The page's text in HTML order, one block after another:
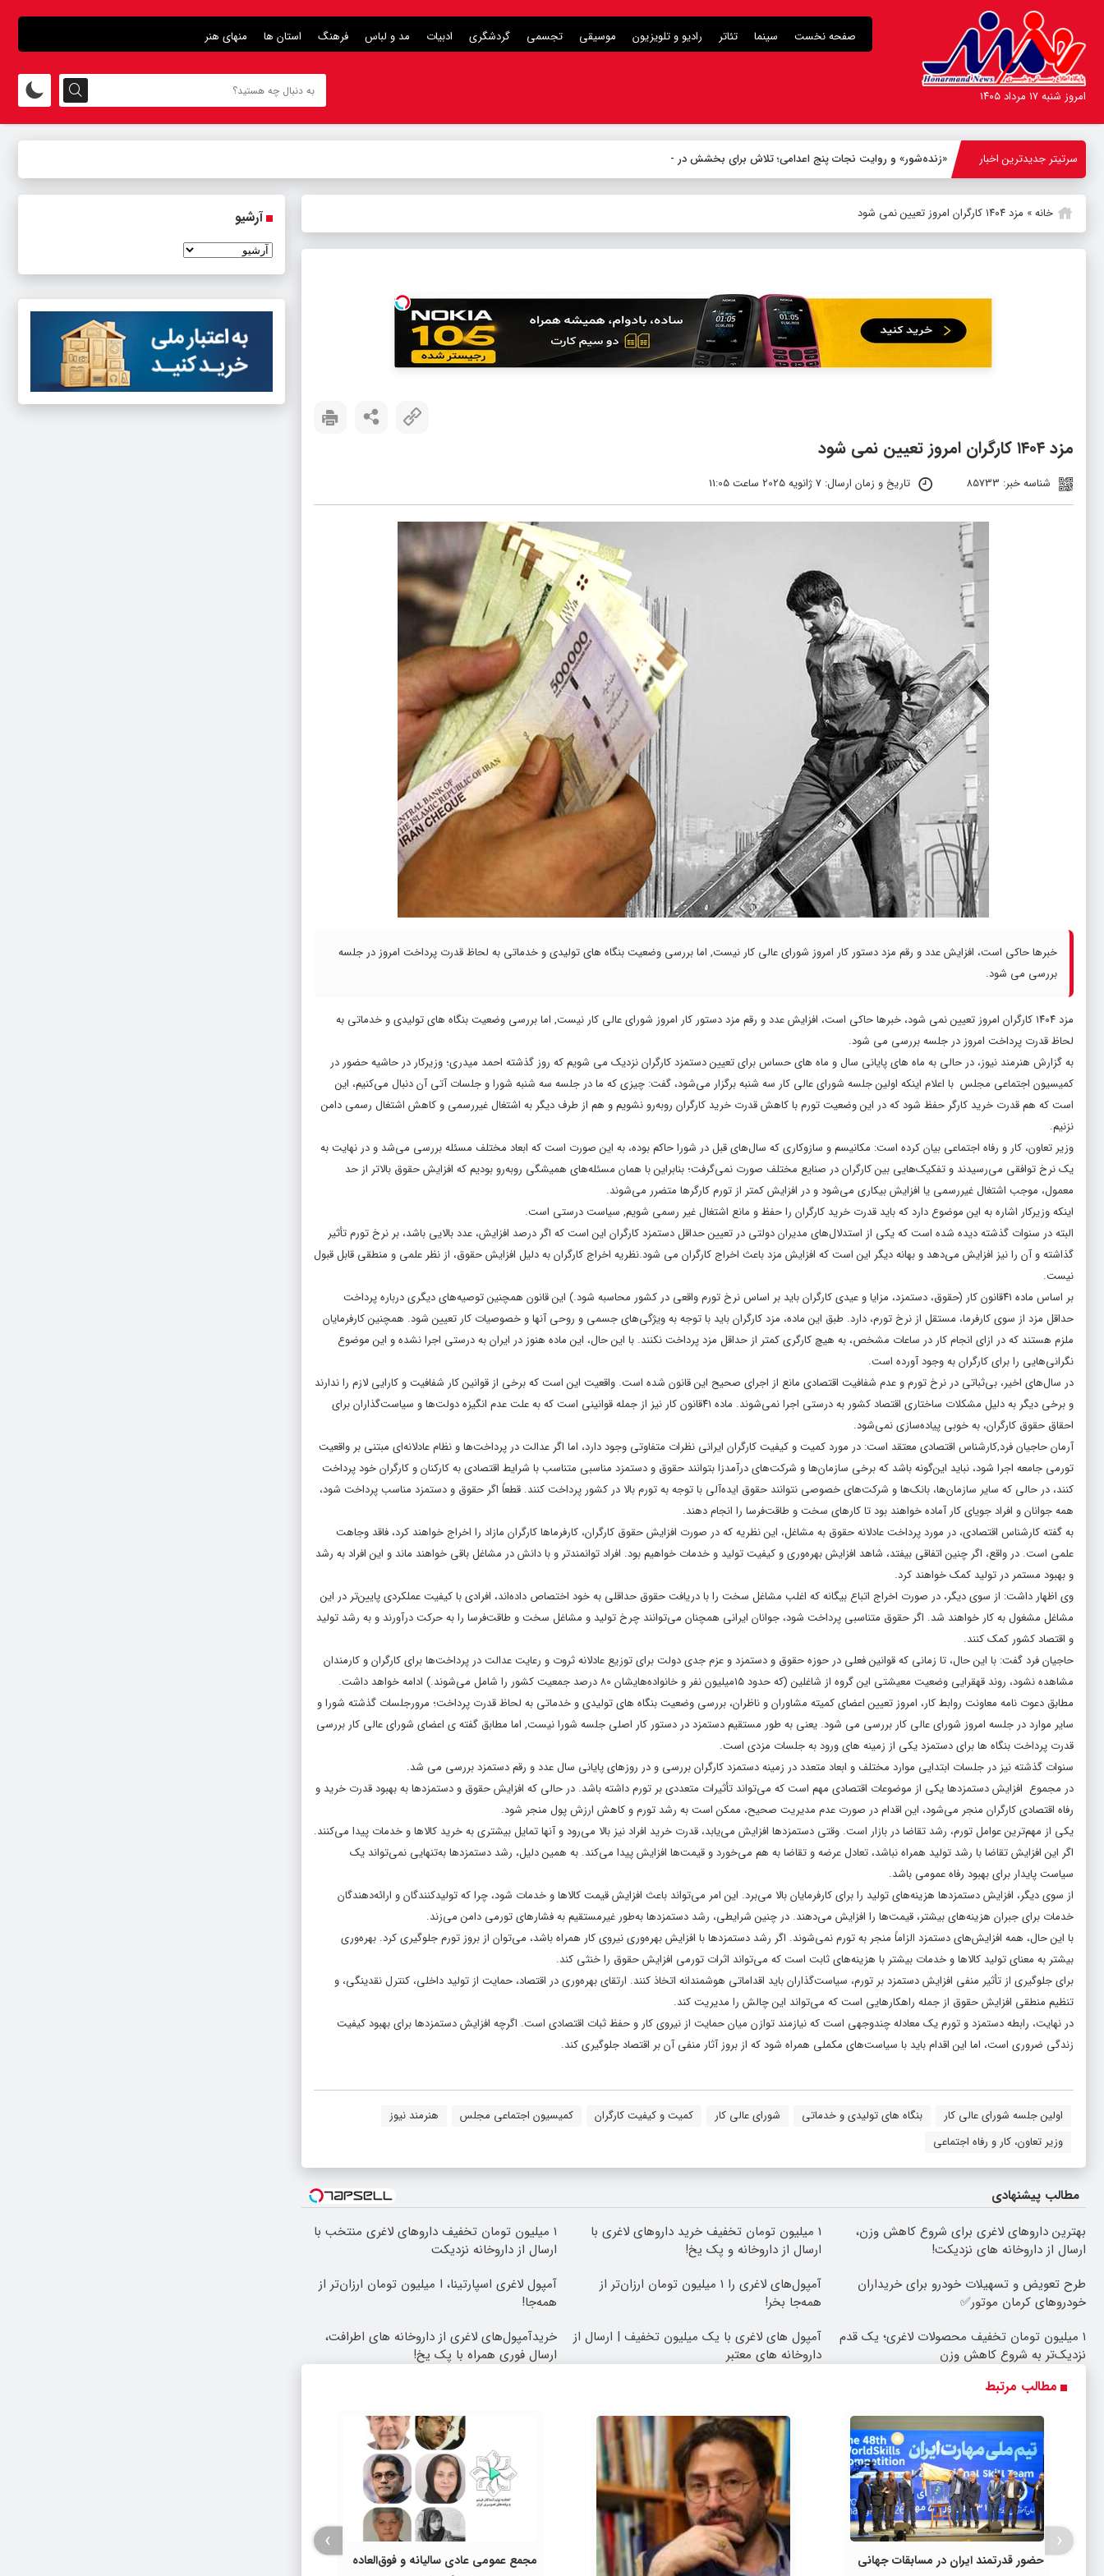
صفحه نخست سینما تئاتر رادیو و تلویزیون موسیقی تجسمی گردشگری ادبیات مد و لباس فرهنگ استان ها منهای هنر
امروز شنبه ۱۷ مرداد ۱۴۰۵
سرتیتر جدیدترین اخبار «زنده‌شور» و روایت نجات پنج اعدامی؛ تلاش برای بخشش در آخرین شب زندگی
خانه» مزد ۱۴۰۴ کارگران امروز تعیین نمی شود
مزد ۱۴۰۴ کارگران امروز تعیین نمی شود
شناسه خبر: 85733 تاریخ و زمان ارسال: 7 ژانویه 2025 ساعت 11:05
خبرها حاکی است، افزایش عدد و رقم مزد دستور کار امروز شورای عالی کار نیست, اما بررسی وضعیت بنگاه های تولیدی و خدماتی به لحاظ قدرت پرداخت امروز در جلسه
بررسی می شود.
مزد ۱۴۰۴ کارگران امروز تعیین نمی شود، خبرها حاکی است، افزایش عدد و رقم مزد دستور کار امروز شورای عالی کار نیست, اما بررسی وضعیت بنگاه های تولیدی و خدماتی به
لحاظ قدرت پرداخت امروز در جلسه بررسی می شود.
به گزارش هنرمند نیوز، در حالی به ماه های پایانی سال و ماه های حساس برای تعیین دستمزد کارگران نزدیک می شویم که روز گذشته احمد میدری؛ وزیرکار در حاشیه حضور در
کمیسیون اجتماعی مجلس با اعلام اینکه اولین جلسه شورای عالی کار سه شنبه برگزار می‌شود، گفت: چیزی که ما در جلسه سه شنبه شورا و جلسات آتی آن دنبال می‌کنیم، این
است که هم قدرت خرید کارگر حفظ شود که در این وضعیت تورم با کاهش قدرت خرید کارگران روبه‌رو نشویم و هم از طرف دیگر به اشتغال غیررسمی و کاهش اشتغال رسمی دامن
نزنیم.
وزیر تعاون، کار و رفاه اجتماعی بیان کرده است: مکانیسم و سازوکاری که سال‌های قبل در شورا حاکم بوده، به این صورت است که ابعاد مختلف مسئله بررسی می‌شد و در نهایت به
یک نرخ توافقی می‌رسیدند و تفکیک‌هایی بین کارگران در صنایع مختلف صورت نمی‌گرفت؛ بنابراین با همان مسئله‌های همیشگی روبه‌رو بودیم که افزایش حقوق بالاتر از حد
معمول، موجب اشتغال غیررسمی یا افزایش بیکاری می‌شود و در افزایش کمتر از تورم کارگرها متضرر می‌شوند.
اینکه وزیرکار اشاره به این موضوع دارد که باید قدرت خرید کارگران را حفظ و مانع اشتغال غیر رسمی شویم, سیاست درستی است.
البته در سنوات گذشته دیده شده است که یکی از استدلال‌های مدیران دولتی در تعیین حداقل دستمزد کارگران این است که اگر درصد افزایش، عدد بالایی باشد، بر نرخ تورم تأثیر
گذاشته و آن را نیز افزایش می‌دهد و بهانه دیگر این است که افزایش مزد باعث اخراج کارگران می شود.نظریه اخراج کارگران به دلیل افزایش حقوق، از نظر علمی و منطقی قابل قبول
نیست.
بر اساس ماده ۴۱قانون کار (حقوق، دستمزد، مزایا و عیدی کارگران باید بر اساس نرخ تورم واقعی در کشور محاسبه شود.) این قانون همچنین توصیه‌های دیگری درباره پرداخت
حداقل مزد از سوی کارفرما، مستقل از نرخ تورم، دارد. طبق این ماده، مزد کارگران باید با توجه به ویژگی‌های جسمی و روحی آنها و خصوصیات کار تعیین شود. همچنین کارفرمایان
ملزم هستند که در ازای انجام کار در ساعات مشخص، به هیچ کارگری کمتر از حداقل مزد پرداخت نکنند. با این حال، این ماده هنوز در ایران به درستی اجرا نشده و این موضوع
نگرانی‌هایی را برای کارگران به وجود آورده است.
در سال‌های اخیر، بی‌ثباتی در نرخ تورم و عدم شفافیت اقتصادی مانع از اجرای صحیح این قانون شده است. واقعیت این است که برخی از قوانین کار شفافیت و کارایی لازم را ندارند
و برخی دیگر به دلیل مشکلات ساختاری اقتصاد کشور به درستی اجرا نمی‌شوند. ماده ۴۱قانون کار نیز از جمله قوانینی است که به علت عدم انگیزه دولت‌ها و سیاست‌گذاران برای
احقاق حقوق کارگران، به خوبی پیاده‌سازی نمی‌شود.
آرمان حاجیان فرد,‌کارشناس اقتصادی معتقد است: در مورد کمیت و کیفیت کارگران ایرانی نظرات متفاوتی وجود دارد، اما اگر عدالت در پرداخت‌ها و نظام عادلانه‌ای مبتنی بر واقعیت
تورمی جامعه اجرا شود، نباید این‌گونه باشد که برخی سازمان‌ها و شرکت‌های درآمدزا بتوانند حقوق و دستمزد مناسبی متناسب با شرایط اقتصادی به کارکنان و کارگران خود پرداخت
کنند، در حالی که سایر سازمان‌ها، بانک‌ها و شرکت‌های خصوصی نتوانند حقوق ایده‌آلی با توجه به تورم بالا در کشور پرداخت کنند. قطعاً اگر حقوق و دستمزد مناسب پرداخت شود،
همه جوانان و افراد جویای کار آماده خواهند بود تا کارهای سخت و طاقت‌فرسا را انجام دهند.
به گفته کارشناس اقتصادی، در مورد پرداخت عادلانه حقوق به مشاغل، این نظریه که در صورت افزایش حقوق کارگران، کارفرماها کارگران مازاد را اخراج خواهند کرد، فاقد وجاهت
علمی است. در واقع، اگر چنین اتفاقی بیفتد، شاهد افزایش بهره‌وری و کیفیت تولید و خدمات خواهیم بود. افراد توانمندتر و با دانش در مشاغل باقی خواهند ماند و این افراد به رشد
و بهبود مستمر در تولید کمک خواهند کرد.
وی اظهار داشت: از سوی دیگر، در صورت اخراج اتباع بیگانه که اغلب مشاغل سخت را با دریافت حقوق حداقلی به خود اختصاص داده‌اند، افرادی با کیفیت عملکردی پایین‌تر در این
مشاغل مشغول به کار خواهند شد. اگر حقوق متناسبی پرداخت شود، جوانان ایرانی همچنان می‌توانند چرخ تولید و مشاغل سخت و طاقت‌فرسا را به حرکت درآورند و به رشد تولید
و اقتصاد کشور کمک کنند.
حاجیان فرد گفت: با این حال، تا زمانی که قوانین فعلی در حوزه حقوق و دستمزد و عزم جدی دولت برای توزیع عادلانه ثروت و رعایت عدالت در پرداخت‌ها برای کارگران و کارمندان
مشاهده نشود، روند قهقرایی وضعیت معیشتی این گروه از شاغلین (که حدود ۱۵میلیون نفر و خانواده‌هایشان ۸۰ درصد جمعیت کشور را شامل می‌شوند.) ادامه خواهد داشت.
مطابق دعوت نامه معاونت روابط کار، امروز تعیین اعضای کمیته مشاوران و ناظران، بررسی وضعیت بنگاه های تولیدی و خدماتی به لحاظ قدرت پرداخت؛ مرورجلسات گذشته شورا و
سایر موارد در جلسه امروز شورای عالی کار بررسی می شود. یعنی به طور مستقیم دستمزد در دستور کار اصلی جلسه شورا نیست, اما مطابق گفته ی اعضای شورای عالی کار بررسی
قدرت پرداخت بنگاه ها برای دستمزد یکی از زمینه های ورود به جلسات مزدی است.
سنوات گذشته نیز در جلسات ابتدایی موارد مختلف و ابعاد متعدد در زمینه دستمزد کارگران بررسی و در روزهای پایانی سال عدد و رقم دستمزد بررسی می شد.
‌در مجموع افزایش دستمزدها یکی از موضوعات اقتصادی مهم است که می‌تواند تأثیرات متعددی بر تورم داشته باشد. در حالی که افزایش حقوق و دستمزدها به بهبود قدرت خرید و
رفاه اقتصادی کارگران منجر می‌شود، این اقدام در صورت عدم مدیریت صحیح، ممکن است به رشد تورم و کاهش ارزش پول منجر شود.
یکی از مهم‌ترین عوامل تورم، رشد تقاضا در بازار است. وقتی دستمزدها افزایش می‌یابد، قدرت خرید افراد نیز بالا می‌رود و آنها تمایل بیشتری به خرید کالاها و خدمات پیدا می‌کنند.
اگر این افزایش تقاضا با رشد تولید همراه نباشد، تعادل عرضه و تقاضا به هم می‌خورد و قیمت‌ها افزایش پیدا می‌کند. به همین دلیل، رشد دستمزدها به‌تنهایی نمی‌تواند یک
سیاست پایدار برای بهبود رفاه عمومی باشد.
از سوی دیگر، افزایش دستمزدها هزینه‌های تولید را برای کارفرمایان بالا می‌برد. این امر می‌تواند باعث افزایش قیمت کالاها و خدمات شود، چرا که تولیدکنندگان و ارائه‌دهندگان
خدمات برای جبران هزینه‌های بیشتر، قیمت‌ها را افزایش می‌دهند. در چنین شرایطی، رشد دستمزدها به‌طور غیرمستقیم به فشارهای تورمی دامن می‌زند.
با این حال، همه افزایش‌های دستمزد الزاماً منجر به تورم نمی‌شوند. اگر رشد دستمزدها با افزایش بهره‌وری نیروی کار همراه باشد، می‌توان از بروز تورم جلوگیری کرد. بهره‌وری
بیشتر به معنای تولید کالاها و خدمات بیشتر با هزینه‌های ثابت است که می‌تواند اثرات تورمی افزایش حقوق را خنثی کند.
برای جلوگیری از تأثیر منفی افزایش دستمزد بر تورم، سیاست‌گذاران باید اقداماتی هوشمندانه اتخاذ کنند. ارتقای بهره‌وری در اقتصاد، حمایت از تولید داخلی، کنترل نقدینگی، و
تنظیم منطقی افزایش حقوق از جمله راهکارهایی است که می‌تواند این چالش را مدیریت کند.
در نهایت، رابطه دستمزد و تورم یک معادله چندوجهی است که نیازمند توازن میان حمایت از نیروی کار و حفظ ثبات اقتصادی است. اگرچه افزایش دستمزدها برای بهبود کیفیت
زندگی ضروری است، اما این اقدام باید با سیاست‌های مکملی همراه شود که از بروز آثار منفی آن بر اقتصاد جلوگیری کند.
اولین جلسه شورای عالی کار بنگاه های تولیدی و خدماتی شورای عالی کار کمیت و کیفیت کارگران کمیسیون اجتماعی مجلس
هنرمند نیوز
وزیر تعاون، کار و رفاه اجتماعی
مطالب پیشنهادی
بهترین داروهای لاغری برای شروع کاهش وزن،
ارسال از داروخانه های نزدیکت!
1 میلیون تومان تخفیف خرید داروهای لاغری با
ارسال از داروخانه و پک یخ!
۱ میلیون تومان تخفیف داروهای لاغری منتخب با
ارسال از داروخانه نزدیکت
طرح تعویض و تسهیلات خودرو برای خریداران
خودروهای کرمان موتور✅
آمپول‌های لاغری را ۱ میلیون تومان ارزان‌تر از
همه‌جا بخر!
آمپول لاغری اسپارتینا، ا میلیون تومان ارزان‌تر از
همه‌جا!
۱ میلیون تومان تخفیف محصولات لاغری؛ یک قدم
نزدیک‌تر به شروع کاهش وزن
آمپول های لاغری با یک میلیون تخفیف | ارسال از
داروخانه های معتبر
خریدآمپول‌های لاغری از داروخانه های اطرافت،
ارسال فوری همراه با پک یخ!
مطالب مرتبط
حضور قدرتمند ایران در مسابقات جهانی
مجمع عمومی عادی سالیانه و فوق‌العاده
‹
›
آرشیو